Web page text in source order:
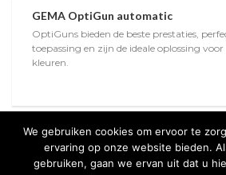
GEMA OptiGun automatic
OptiGuns bieden de beste prestaties,
toepassing en zijn de ideale oplossing
kleuren.
We gebruiken cookies om ervoor te
ervaring op onze website bieden.
gebruiken, gaan we ervan uit dat u